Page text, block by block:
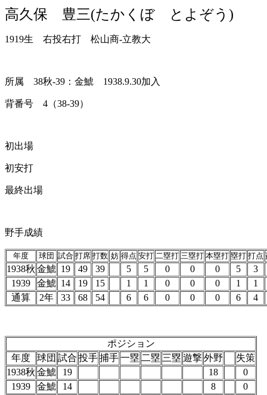
高久保 豊三(たかくぼ とよぞう)
1919生 右投右打 松山商-立教大
所属 38秋-39：金鯱 1938.9.30加入
背番号 4（38-39）
初出場
初安打
最終出場
野手成績
年度 球団 試合 打席 打数 妨 得点 安打 二塁打 三塁打 本塁打 塁打 打点
1938秋 金鯱 19 49 39 5 5 0 0 0 5
3
1939
金鯱 14 19 15 1 1 0 0 0 1
1
通算
2年 33 68 54 6 6 0 0 0 6 4
ポジション
年度
球団 試合 投手捕手一塁 二塁 三塁 遊撃外野
失策
1938秋 金鯱 19 18
0
1939
金鯱 14 8
0